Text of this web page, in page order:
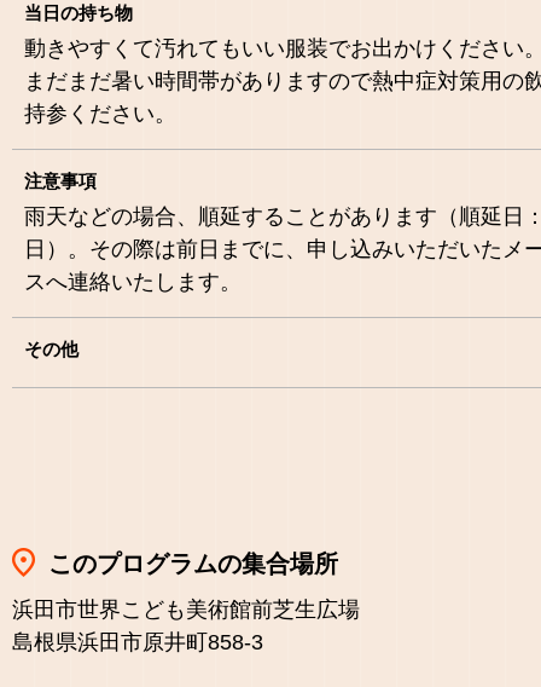
当日の持ち物
動きやすくて汚れてもいい服装でお出かけください
まだまだ暑い時間帯がありますので熱中症対策用の
持参ください。
注意事項
雨天などの場合、順延することがあります（順延日
日）。その際は前日までに、申し込みいただいたメ
スへ連絡いたします。
その他
このプログラムの集合場所
浜田市世界こども美術館前芝生広場
島根県浜田市原井町858-3